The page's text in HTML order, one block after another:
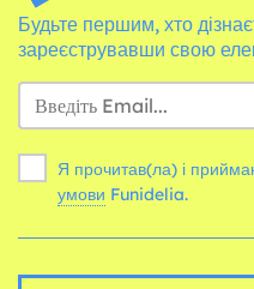
Будьте першим, хто
зареєструвавши свою
Я прочитав(ла) і
умови Funidelia.